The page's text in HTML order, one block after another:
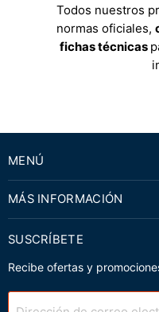
Todos nuestros
normas oficiales,
fichas técnicas
MENÚ
MÁS INFORMACIÓN
SUSCRÍBETE
Recibe ofertas y